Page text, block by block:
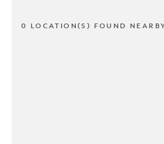
0 LOCATION(S) FOUND